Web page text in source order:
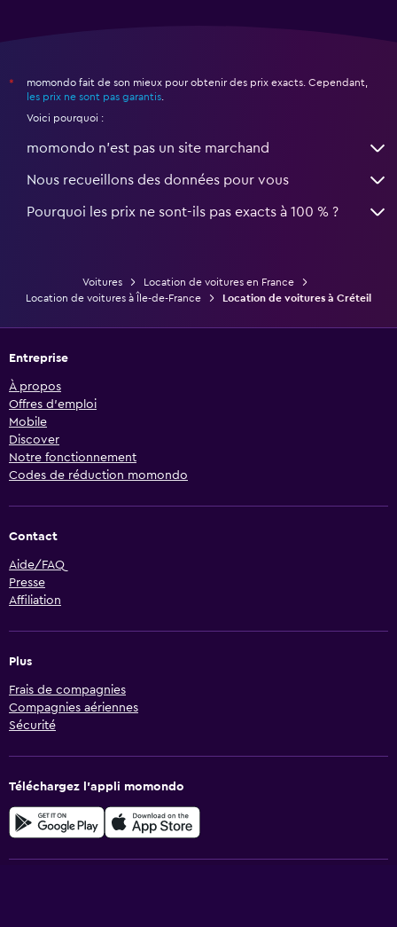
*
momondo fait de son mieux pour obtenir des prix exacts. Cependant,
les prix ne sont pas garantis
Voici pourquoi :
momondo n'est pas un site marchand
Nous recueillons des données pour vous
Pourquoi les prix ne sont-ils pas exacts à 100 % ?
Voitures
Location de voitures en France
Location de voitures à Île-de-France
Location de voitures à Créteil
Entreprise
À propos
Offres d’emploi
Mobile
Discover
Notre fonctionnement
Codes de réduction momondo
Contact
Aide/FAQ
Presse
Affiliation
Plus
Frais de compagnies
Compagnies aériennes
Sécurité
Téléchargez l’appli momondo